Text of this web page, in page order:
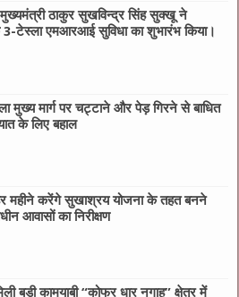
मुख्यमंत्री ठाकुर सुखविन्द्र सिंह सुक्खू ने
3-टेस्ला एमआरआई सुविधा का शुभारंभ किया।
मुख्य मार्ग पर चट्टाने और पेड़ गिरने से बाधित
के लिए बहाल
महीने करेंगे सुखाश्रय योजना के तहत बनने
आवासों का निरीक्षण
बड़ी कामयाबी “कोफर धार नगाह” क्षेत्र में